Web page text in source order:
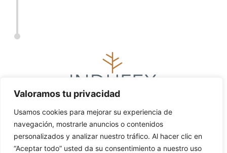
Valoramos tu privacidad
Usamos cookies para mejorar su experiencia de
navegación, mostrarle anuncios o contenidos
personalizados y analizar nuestro tráfico. Al hacer clic en
“Aceptar todo” usted da su consentimiento a nuestro uso
Camí Font de Penella, 17. 46469 Beniparrell (Valencia)
España
comercial@indufex.com
Tel.(+34) 961 22 17 50– Fax. (+34) 961 22 17 51